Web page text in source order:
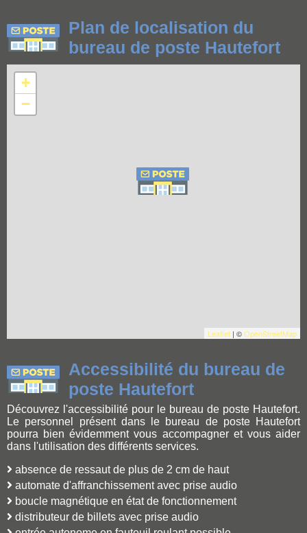
Plan de localisation du
bureau de poste Hautefort
+
−
Leaflet | ©OpenStreetMap
Accessibilité du bureau de
poste Hautefort
Découvrez l'accessibilité pour le bureau de poste Hautefort.
Le personnel présent dans le bureau de poste Hautefort
pourra bien évidemment vous accompagner et vous aider
dans l'utilisation des différents services.
absence de ressaut de plus de 2 cm de haut
automate d'affranchissement avec prise audio
boucle magnétique en état de fonctionnement
distributeur de billets avec prise audio